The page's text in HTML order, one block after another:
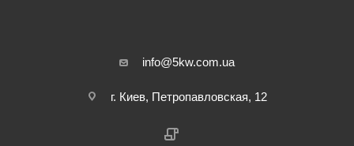
info@5kw.com.ua
г. Киев, Петропавловская, 12